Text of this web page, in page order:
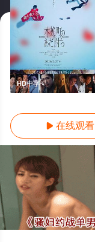
HD中字
 在线观看